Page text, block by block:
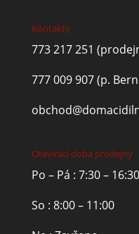
Kontakty
773 217 251
777 009 907(p.
Otevírací doba prodejny
Po – Pá : 7:30 – 16:30
So : 8:00 – 11:00